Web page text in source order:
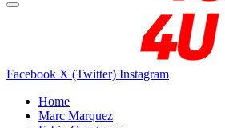
Facebook X (Twitter) Instagram
Home
Marc Marquez